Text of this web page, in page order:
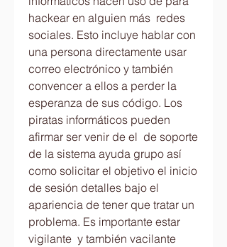
hackear en alguien más  redes
sociales. Esto incluye hablar con
una persona directamente usar
correo electrónico y también
convencer a ellos a perder la
esperanza de sus código. Los
piratas informáticos pueden
afirmar ser venir de el  de soporte
de la sistema ayuda grupo así
como solicitar el objetivo el inicio
de sesión detalles bajo el
apariencia de tener que tratar un
problema. Es importante estar
vigilante  y también vacilante